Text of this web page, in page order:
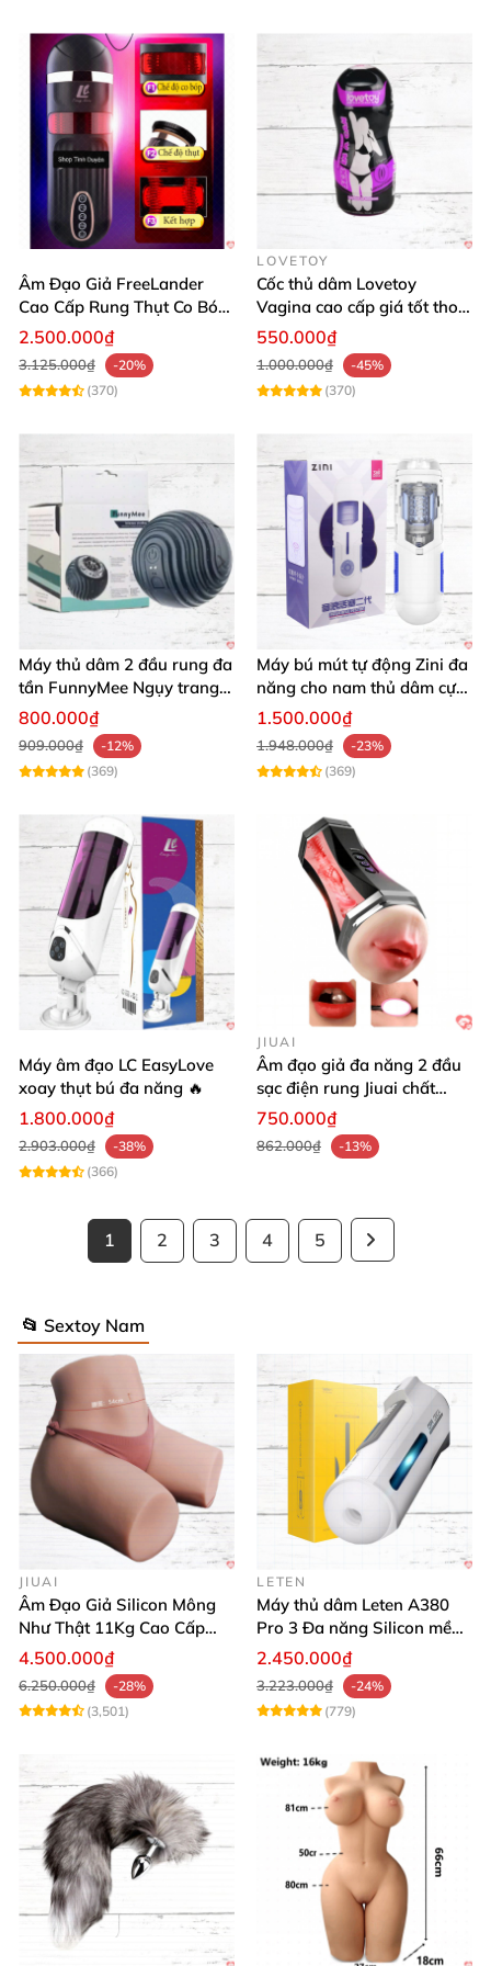
Âm Đạo Giả FreeLander
Cao Cấp Rung Thụt Co Bóp
Đỉnh Nhật Bản
2.500.000₫
3.125.000₫
-20%
(370)
LOVETOY
Cốc thủ dâm Lovetoy
Vagina cao cấp giá tốt thoả
mãn phái mạnh
550.000₫
1.000.000₫
-45%
(370)
Máy thủ dâm 2 đầu rung đa
tần FunnyMee Ngụy trang
Pokemon siêu kích thích
800.000₫
909.000₫
-12%
(369)
Máy bú mút tự động Zini đa
năng cho nam thủ dâm cực
đã giá tốt
1.500.000₫
1.948.000₫
-23%
(369)
Máy âm đạo LC EasyLove
xoay thụt bú đa năng 🔥
1.800.000₫
2.903.000₫
-38%
(366)
JIUAI
Âm đạo giả đa năng 2 đầu
sạc điện rung Jiuai chất
lượng cao
750.000₫
862.000₫ -13%
1 2 3 4 5
📂 Sextoy Nam
JIUAI
Âm Đạo Giả Silicon Mông
Như Thật 11Kg Cao Cấp
Tăng Khoái Cảm
4.500.000₫
6.250.000₫
-28%
(3,501)
LETEN
Máy thủ dâm Leten A380
Pro 3 Đa năng Silicon mềm
mại Cảm giác thật
2.450.000₫
3.223.000₫
-24%
(779)